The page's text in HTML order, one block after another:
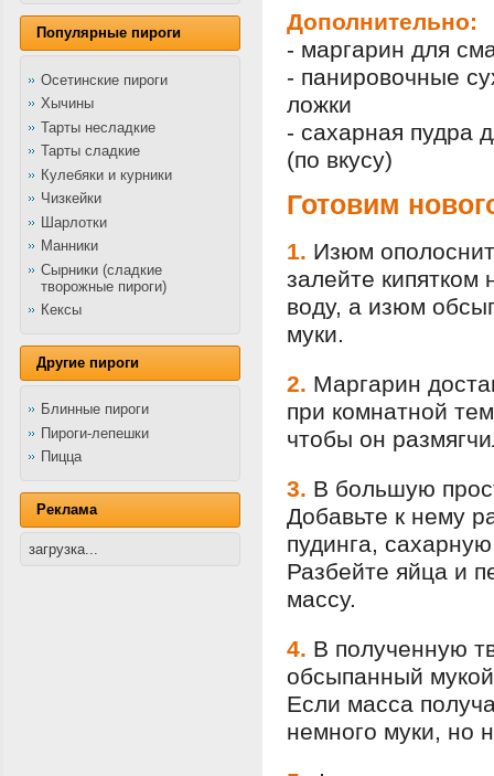
Популярные пироги
Осетинские пироги
Хычины
Тарты несладкие
Тарты сладкие
Кулебяки и курники
Чизкейки
Шарлотки
Манники
Сырники (сладкие
творожные пироги)
Кексы
Другие пироги
Блинные пироги
Пироги-лепешки
Пицца
Реклама
загрузка...
Дополнительно:
- маргарин для
- панировочные
ложки
- сахарная пудра
(по вкусу)
Готовим
1. Изюм
залейте кипятком
воду, а изюм
муки.
2. Маргарин
при комнатной
чтобы он
3. В большую
Добавьте к нему
пудинга,
Разбейте яйца и
массу.
4. В полученную
обсыпанный
Если масса
немного муки, но